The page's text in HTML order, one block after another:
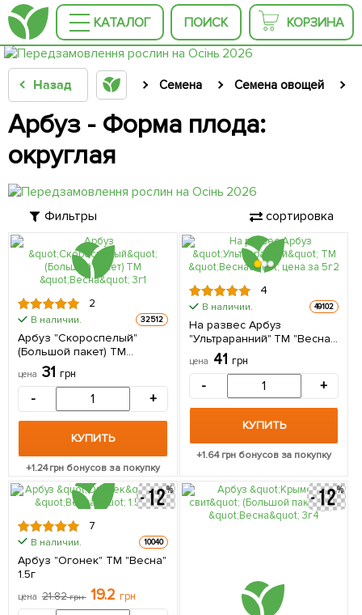
КАТАЛОГ ПОИСК КОРЗИНА
Назад Семена Семена овощей
Арбуз - Форма плода:
округлая
Фильтры сортировка
2
В наличии. 32512
Арбуз "Скороспелый"
(Большой пакет) ТМ
"Весна" 3г
цена 31 грн
- +
КУПИТЬ
+1.24грн бонусов за покупку
4
В наличии. 49102
На развес Арбуз
"Ультраранний" ТМ "Весна"
цена за 5г
цена 41 грн
- +
КУПИТЬ
+1.64грн бонусов за покупку
7
В наличии. 10040
Арбуз "Огонек" ТМ "Весна"
1.5г
цена 21.82грн 19.2 грн